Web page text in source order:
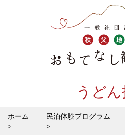
うどん
ホーム 民泊体験プログラム